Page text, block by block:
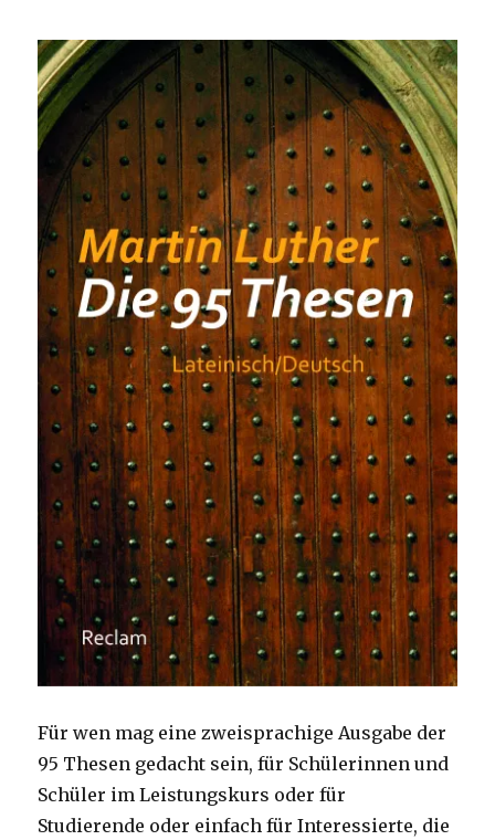
Für wen mag eine zweisprachige Ausgabe der
95 Thesen gedacht sein, für Schülerinnen und
Schüler im Leistungskurs oder für
Studierende oder einfach für Interessierte, die